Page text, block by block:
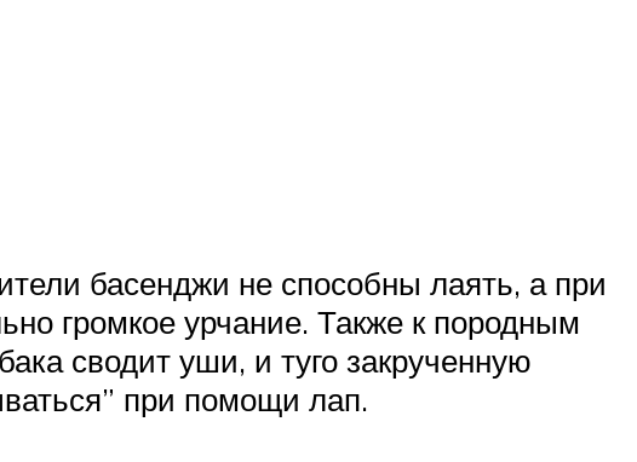
басенджи не способны лаять, а при
громкое урчание. Также к породным
сводит уши, и туго закрученную
при помощи лап.